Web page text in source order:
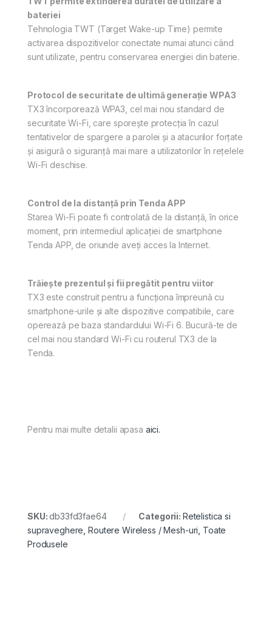
bateriei
Tehnologia TWT (Target Wake-up Time) permite
activarea dispozitivelor conectate numai atunci când
sunt utilizate, pentru conservarea energiei din baterie.
Protocol de securitate de ultimă generație WPA3
TX3 încorporează WPA3, cel mai nou standard de
securitate Wi-Fi, care sporește protecția în cazul
tentativelor de spargere a parolei și a atacurilor forțate
și asigură o siguranță mai mare a utilizatorilor în rețelele
Wi-Fi deschise.
Control de la distanță prin Tenda APP
Starea Wi-Fi poate fi controlată de la distanță, în orice
moment, prin intermediul aplicației de smartphone
Tenda APP, de oriunde aveți acces la Internet.
Trăiește prezentul și fii pregătit pentru viitor
TX3 este construit pentru a funcționa împreună cu
smartphone-urile și alte dispozitive compatibile, care
operează pe baza standardului Wi-Fi 6. Bucură-te de
cel mai nou standard Wi-Fi cu routerul TX3 de la
Tenda.
Pentru mai multe detalii apasa aici.
SKU:db33fd3fae64 Categorii: Retelistica si
supraveghere ,Routere Wireless / Mesh-uri Toate
Produsele